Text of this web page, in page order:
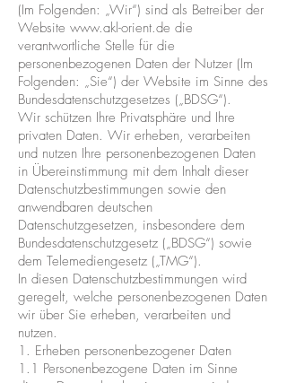
(Im Folgenden: „Wir“) sind als Betreiber der
Website www.akl-orient.de die
verantwortliche Stelle für die
personenbezogenen Daten der Nutzer (Im
Folgenden: „Sie“) der Website im Sinne des
Bundesdatenschutzgesetzes („BDSG“).
Wir schützen Ihre Privatsphäre und Ihre
privaten Daten. Wir erheben, verarbeiten
und nutzen Ihre personenbezogenen Daten
in Übereinstimmung mit dem Inhalt dieser
Datenschutzbestimmungen sowie den
anwendbaren deutschen
Datenschutzgesetzen, insbesondere dem
Bundesdatenschutzgesetz („BDSG“) sowie
dem Telemediengesetz („TMG“).
In diesen Datenschutzbestimmungen wird
geregelt, welche personenbezogenen Daten
wir über Sie erheben, verarbeiten und
nutzen.
1. Erheben personenbezogener Daten
1.1 Personenbezogene Daten im Sinne